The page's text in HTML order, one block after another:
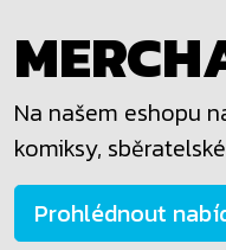
Na našem eshopu
komiksy,
Prohlédnout